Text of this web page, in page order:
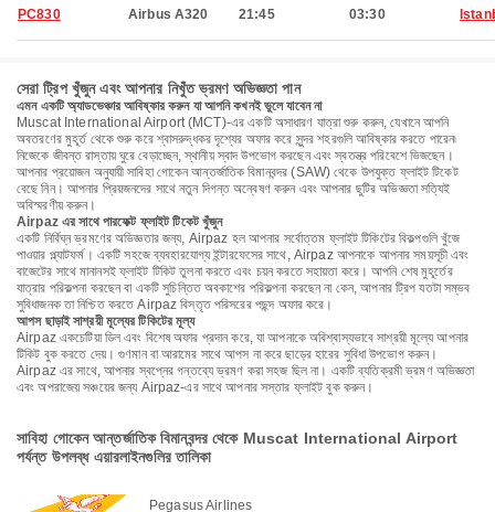
PC830 Airbus A320 21:45 03:30
সেরা ট্রিপ খুঁজুন এবং আপনার নিখুঁত ভ্রমণ অভিজ্ঞতা পান
এমন একটি অ্যাডভেঞ্চার আবিষ্কার করুন যা আপনি কখনই ভুলে যাবেন না
Muscat International Airport (MCT)-এর একটি অসাধারণ যাত্রা শুরু করুন, যেখানে আপনি
অবতরণের মুহূর্ত থেকে শুরু করে শ্বাসরুদ্ধকর দৃশ্যের অফার করে সুন্দর শহরগুলি আবিষ্কার করতে পারেন৷
নিজেকে জীবন্ত রাস্তায় ঘুরে বেড়াচ্ছেন, স্থানীয় স্বাদ উপভোগ করছেন এবং স্বতন্ত্র পরিবেশে ভিজছেন।
আপনার প্রয়োজন অনুযায়ী সাবিহা গোকেন আন্তর্জাতিক বিমানবন্দর (SAW) থেকে উপযুক্ত ফ্লাইট টিকেট
বেছে নিন। আপনার প্রিয়জনদের সাথে নতুন দিগন্ত অন্বেষণ করুন এবং আপনার ছুটির অভিজ্ঞতা সত্যিই
অবিস্মরণীয় করুন।
Airpaz এর সাথে পারফেক্ট ফ্লাইট টিকেট খুঁজুন
একটি নির্বিঘ্ন ভ্রমণের অভিজ্ঞতার জন্য, Airpaz হল আপনার সর্বোত্তম ফ্লাইট টিকিটের বিকল্পগুলি খুঁজে
পাওয়ার প্ল্যাটফর্ম। একটি সহজে ব্যবহারযোগ্য ইন্টারফেসের সাথে, Airpaz আপনাকে আপনার সময়সূচী এবং
বাজেটের সাথে মানানসই ফ্লাইট টিকিট তুলনা করতে এবং চয়ন করতে সহায়তা করে। আপনি শেষ মুহূর্তের
যাত্রার পরিকল্পনা করছেন বা একটি সুচিন্তিত অবকাশের পরিকল্পনা করছেন না কেন, আপনার ট্রিপ যতটা সম্ভব
সুবিধাজনক তা নিশ্চিত করতে Airpaz বিস্তৃত পরিসরের পছন্দ অফার করে।
আপস ছাড়াই সাশ্রয়ী মূল্যের টিকিটের মূল্য
Airpaz একচেটিয়া ডিল এবং বিশেষ অফার প্রদান করে, যা আপনাকে অবিশ্বাস্যভাবে সাশ্রয়ী মূল্যে আপনার
টিকিট বুক করতে দেয়। গুণমান বা আরামের সাথে আপস না করে ছাড়ের হারের সুবিধা উপভোগ করুন।
Airpaz এর সাথে, আপনার স্বপ্নের গন্তব্যে ভ্রমণ করা সহজ ছিল না। একটি ব্যতিক্রমী ভ্রমণ অভিজ্ঞতা
এবং অপরাজেয় সঞ্চয়ের জন্য Airpaz-এর সাথে আপনার সস্তার ফ্লাইট বুক করুন।
সাবিহা গোকেন আন্তর্জাতিক বিমানবন্দর থেকে Muscat International Airport
পর্যন্ত উপলব্ধ এয়ারলাইনগুলির তালিকা
Pegasus Airlines